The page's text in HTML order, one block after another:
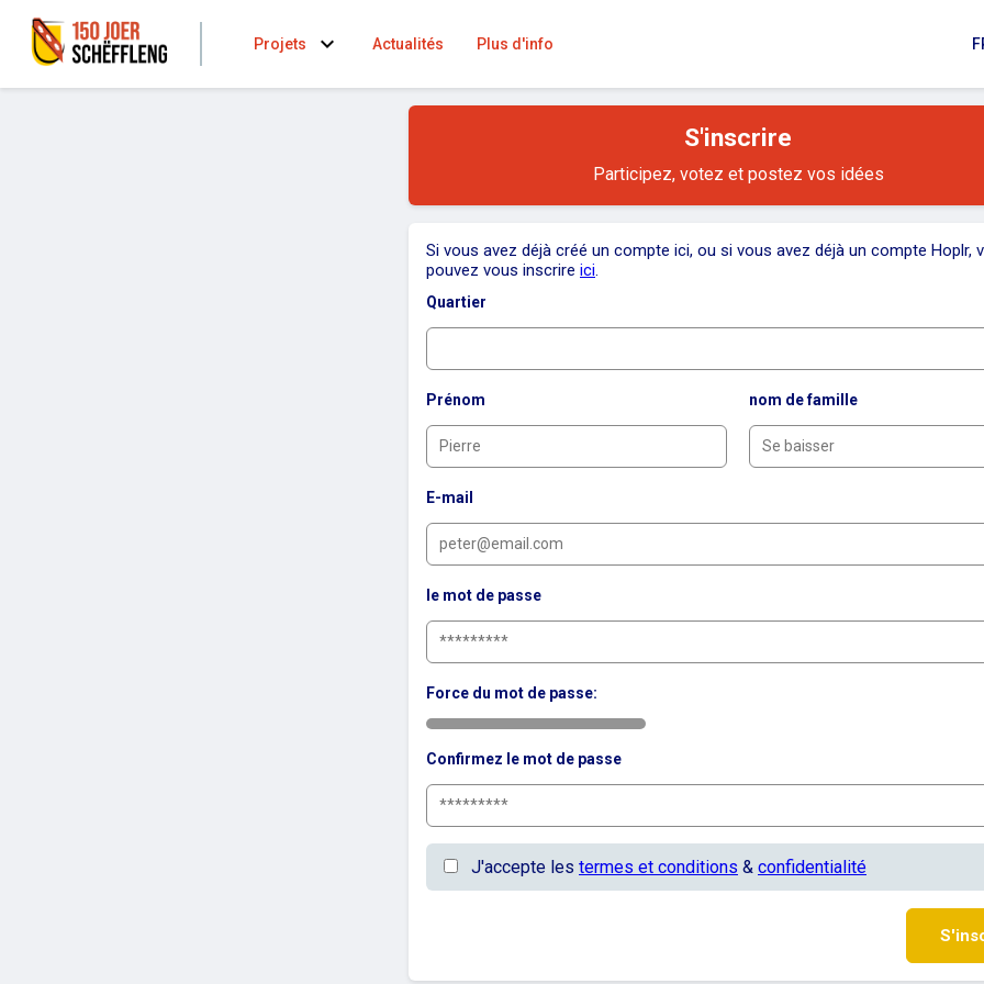
Projets expand_more Actualités Plus d'info
S'inscrire
Participez, votez et postez vos idées
Si vous avez déjà créé un compte ici, ou si vous avez déjà un compte Hoplr,
pouvez vous inscrire ici.
Quartier
Prénom nom de famille
E-mail
le mot de passe
Force du mot de passe:
Confirmez le mot de passe
J'accepte les termes et conditions & confidentialité